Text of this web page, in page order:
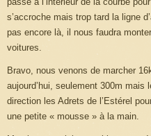
s’accroche mais trop tard la ligne
pas encore là, il nous faudra
voitures.
Bravo, nous venons de marcher
aujourd’hui, seulement 300m mais
direction les Adrets de l’Estérel
une petite « mousse » à la main.